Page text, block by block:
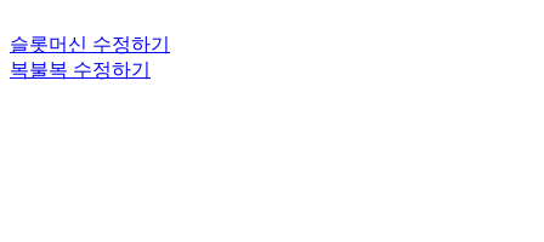
슬롯머신 수정하기
복불복 수정하기